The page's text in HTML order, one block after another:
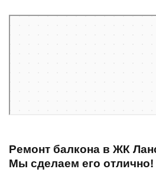
Ремонт балкона в ЖК
Мы сделаем его отлично!